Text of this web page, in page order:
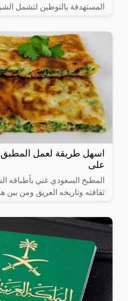
المستهدفة بالتوطين لتشمل
رئيساً تم
اسهل طريقة لعمل
على
المطبخ السعودي غني بأطباقه
ثقافته وتاريخه العريق ومن بين
واللحم المفروم